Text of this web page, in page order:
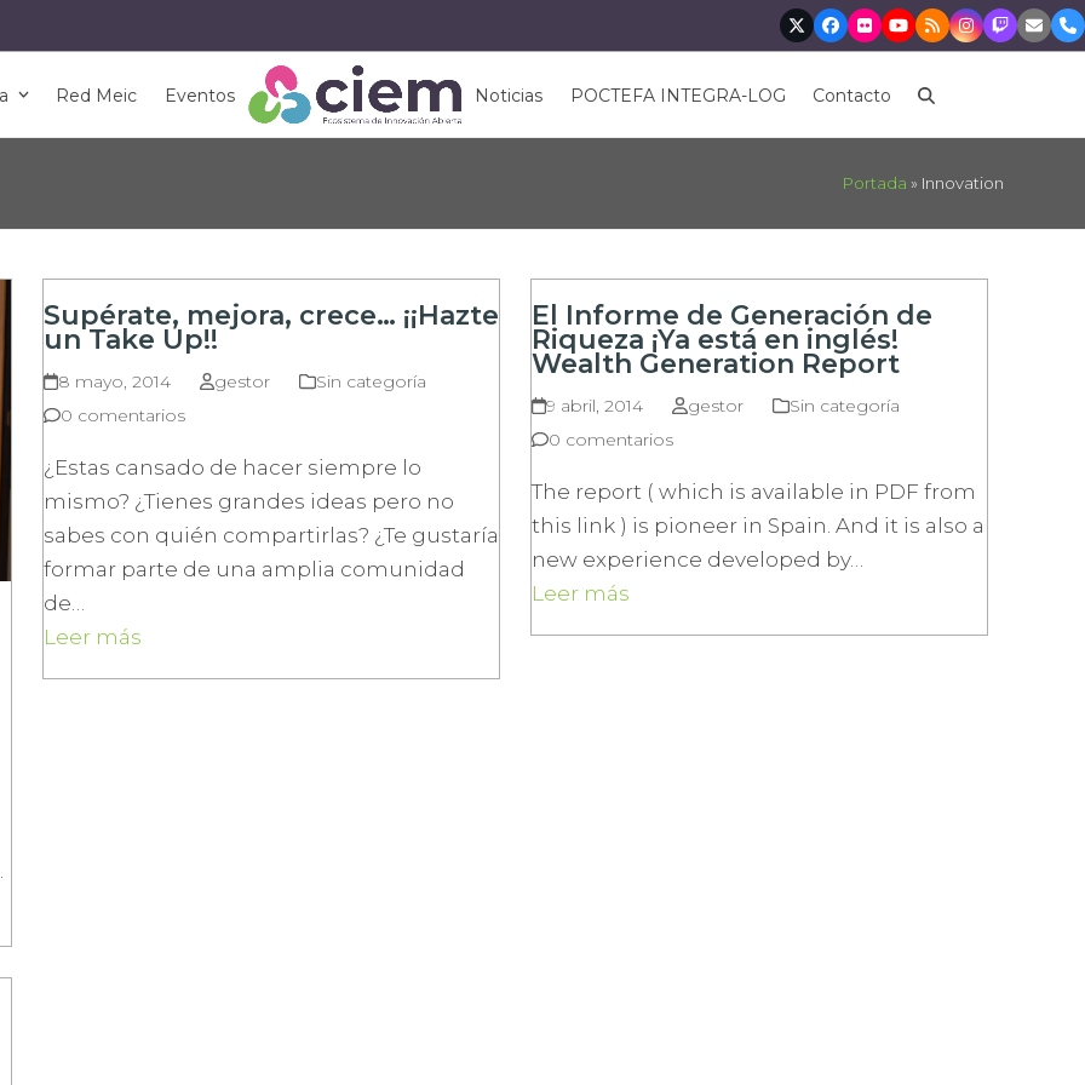
TwitterFacebook
FlickrYouTube
RSSInstagram
Twitch
Red Meic Eventos Noticias POCTEFA INTEGRA-LOG Contacto
Portada » Innovation
Supérate, mejora, crece… ¡¡Hazte
un Take Up!!
8 mayo, 2014 gestor
Sin categoría
0 comentarios
¿Estas cansado de hacer siempre lo
mismo? ¿Tienes grandes ideas pero no
sabes con quién compartirlas? ¿Te gustaría
formar parte de una amplia comunidad
de…
Leer más
El Informe de Generación de
Riqueza ¡Ya está en inglés!
Wealth Generation Report
9 abril, 2014 gestor
Sin categoría
0 comentarios
The report ( which is available in PDF from
this link ) is pioneer in Spain. And it is also a
new experience developed by…
Leer más